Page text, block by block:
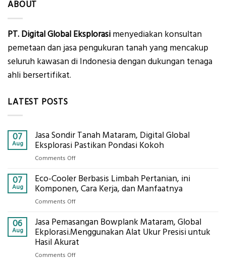
ABOUT
PT. Digital Global Eksplorasi menyediakan konsultan
pemetaan dan jasa pengukuran tanah yang mencakup
seluruh kawasan di Indonesia dengan dukungan tenaga
ahli bersertifikat.
LATEST POSTS
07
Aug
Jasa Sondir Tanah Mataram, Digital Global
Eksplorasi Pastikan Pondasi Kokoh
Comments Offon
Sondir
Tanah
Eksplorasi
Pastikan
Pondasi
Kokoh
07
Aug
Eco-Cooler Berbasis Limbah Pertanian, ini
Komponen, Cara Kerja, dan Manfaatnya
Comments Offon
Cooler
Berbasis
Limbah
06
Aug
Jasa Pemasangan Bowplank Mataram, Global
Ekplorasi.Menggunakan Alat Ukur Presisi untuk
Hasil Akurat
Comments Offon